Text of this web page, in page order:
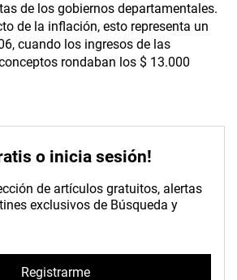
de los gobiernos departamentales.
de la inflación, esto representa un
cuando los ingresos de las
rondaban los $ 13.000
o inicia sesión!
de artículos gratuitos, alertas
exclusivos de Búsqueda y
Registrarme